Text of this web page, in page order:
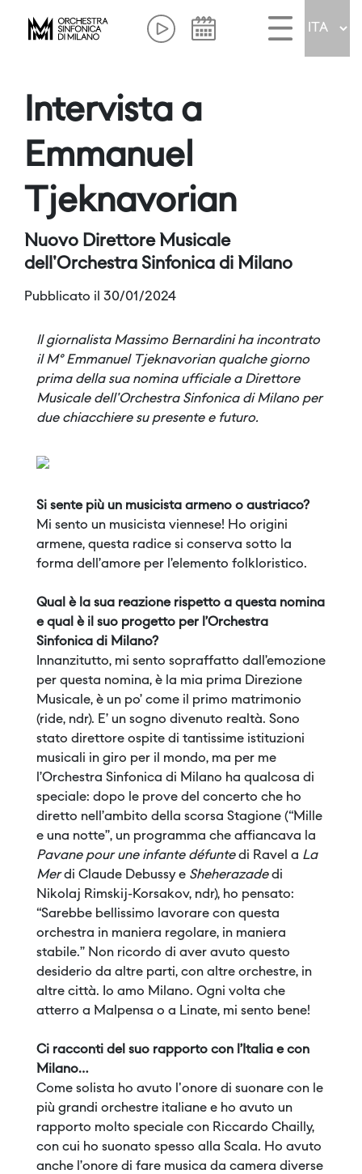
Intervista a
Emmanuel
Tjeknavorian
Nuovo Direttore Musicale
dell'Orchestra Sinfonica di Milano
Pubblicato il 30/01/2024
Il giornalista Massimo Bernardini ha incontrato
il M° Emmanuel Tjeknavorian qualche giorno
prima della sua nomina ufficiale a Direttore
Musicale dell'Orchestra Sinfonica di Milano per
due chiacchiere su presente e futuro.
Si sente più un musicista armeno o austriaco?
Mi sento un musicista viennese! Ho origini
armene, questa radice si conserva sotto la
forma dell’amore per l’elemento folkloristico.
Qual è la sua reazione rispetto a questa nomina
e qual è il suo progetto per l’Orchestra
Sinfonica di Milano?
Innanzitutto, mi sento sopraffatto dall’emozione
per questa nomina, è la mia prima Direzione
Musicale, è un po’ come il primo matrimonio
(ride, ndr). E’ un sogno divenuto realtà. Sono
stato direttore ospite di tantissime istituzioni
musicali in giro per il mondo, ma per me
l’Orchestra Sinfonica di Milano ha qualcosa di
speciale: dopo le prove del concerto che ho
diretto nell’ambito della scorsa Stagione (“Mille
e una notte”, un programma che affiancava la
Pavane pour une infante défuntedi Ravel a La
Merdi Claude Debussy e Sheherazadedi
Nikolaj Rimskij-Korsakov, ndr), ho pensato:
“Sarebbe bellissimo lavorare con questa
orchestra in maniera regolare, in maniera
stabile.” Non ricordo di aver avuto questo
desiderio da altre parti, con altre orchestre, in
altre città. Io amo Milano. Ogni volta che
atterro a Malpensa o a Linate, mi sento bene!
Ci racconti del suo rapporto con l’Italia e con
Milano…
Come solista ho avuto l'onore di suonare con le
più grandi orchestre italiane e ho avuto un
rapporto molto speciale con Riccardo Chailly,
con cui ho suonato spesso alla Scala. Ho avuto
anche l’onore di fare musica da camera diverse